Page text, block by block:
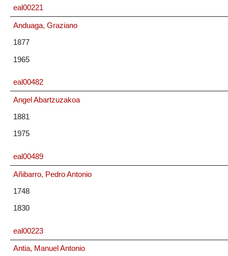
eal00221
Anduaga, Graziano
1877
1965
eal00482
Angel Abartzuzakoa
1881
1975
eal00489
Añibarro, Pedro Antonio
1748
1830
eal00223
Antia, Manuel Antonio